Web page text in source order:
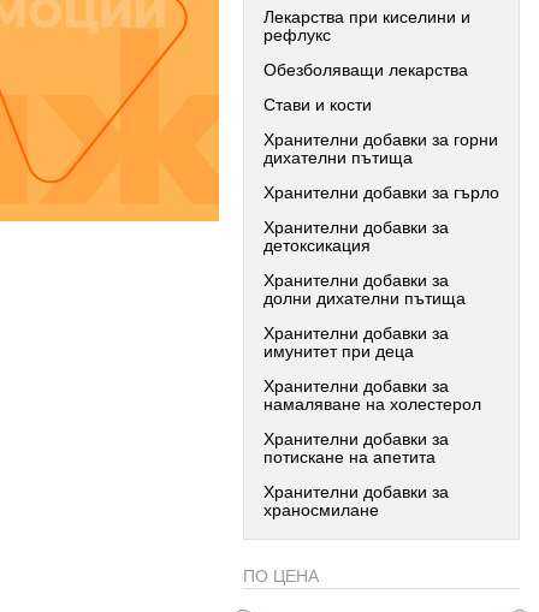
Лекарства при киселини и
рефлукс
Обезболяващи лекарства
Стави и кости
Хранителни добавки за горни
дихателни пътища
Хранителни добавки за гърло
Хранителни добавки за
детоксикация
Хранителни добавки за
долни дихателни пътища
Хранителни добавки за
имунитет при деца
Хранителни добавки за
намаляване на холестерол
Хранителни добавки за
потискане на апетита
Хранителни добавки за
храносмилане
ПО ЦЕНА